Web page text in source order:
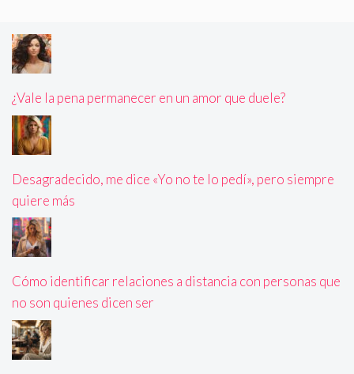
¿Vale la pena permanecer en un amor que duele?
Desagradecido, me dice «Yo no te lo pedí», pero siempre
quiere más
Cómo identificar relaciones a distancia con personas que
no son quienes dicen ser